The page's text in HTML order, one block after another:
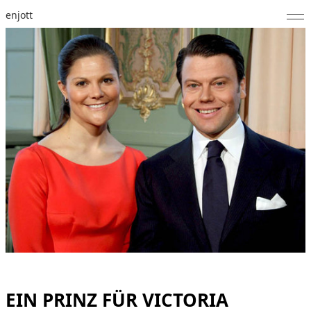
enjott
Selected Works
Werkverzeichnis
About
Fotos
Kalender
Publikationen
Feed
EIN PRINZ FÜR VICTORIA